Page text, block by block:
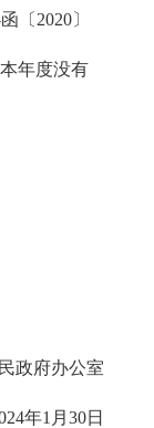
〔2020〕
年度没有
政府办公室
年1月30日